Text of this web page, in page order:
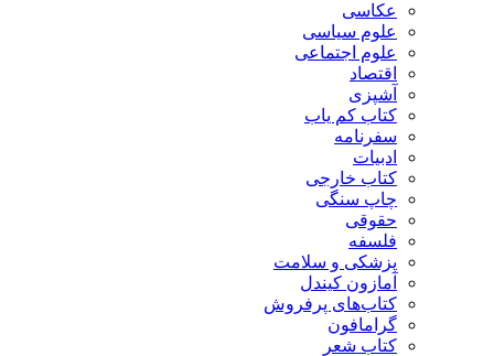
عکاسی
علوم سیاسی
علوم اجتماعی
اقتصاد
آشپزی
کتاب کم یاب
سفرنامه
ادبیات
کتاب خارجی
چاپ سنگی
حقوقی
فلسفه
پزشکی و سلامت
آمازون کیندل
کتاب‌های پرفروش
گرامافون
کتاب شعر